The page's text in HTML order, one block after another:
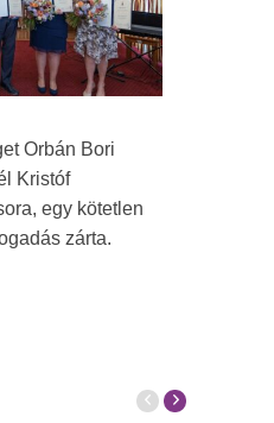
Orbán Bori
Kristóf
egy kötetlen
zárta.